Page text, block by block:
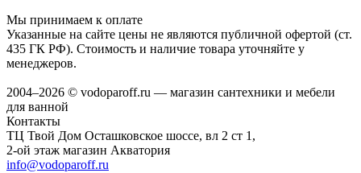
Мы принимаем к оплате
Указанные на сайте цены не являются публичной офертой (ст.
435 ГК РФ). Стоимость и наличие товара уточняйте у
менеджеров.
2004–2026 © vodoparoff.ru — магазин сантехники и мебели
для ванной
Контакты
ТЦ Твой Дом Осташковское шоссе, вл 2 ст 1,
2-ой этаж магазин Акватория
info@vodoparoff.ru